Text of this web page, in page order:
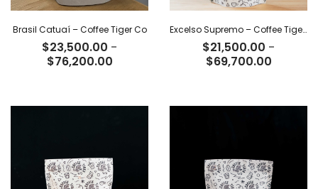
Brasil Catuaí – Coffee Tiger Co
$23,500.00 -
$76,200.00Rango
desde
Excelso Supremo – Coffee Tiger Co
$21,500.00 -
$69,700.00Rango
desde